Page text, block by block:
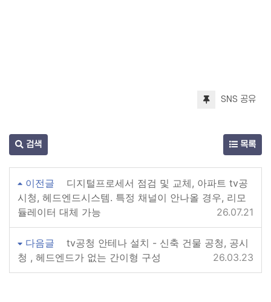
SNS 공유
검색 목록
이전글
디지털프로세서 점검 및 교체, 아파트 tv공
시청, 헤드엔드시스템. 특정 채널이 안나올 경우, 리모
듈레이터 대체 가능
26.07.21
다음글
tv공청 안테나 설치 - 신축 건물 공청, 공시
청 , 헤드엔드가 없는 간이형 구성
26.03.23